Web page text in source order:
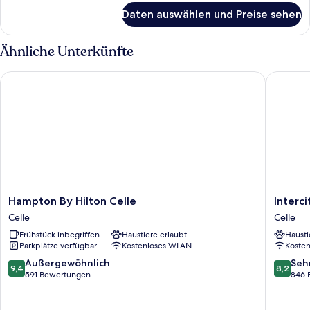
Nahverkehr
anzeigen
Dreibettzimmer
-
inkl.
Ticket
für
Daten auswählen und Preise sehen
Ähnliche Unterkünfte
Hampton
By
Hilton
Celle
Celle
Hampton By Hilton Celle
Celle
Frühstück inbegriffen
Haustiere erlaubt
Parkplätze verfügbar
Kostenloses WLAN
9.4
von
9,4 Außergewöhnlich
591 Bewertungen
Hampton By Hilton Celle
Celle
Celle
Celle
8.2
von
8,2
846